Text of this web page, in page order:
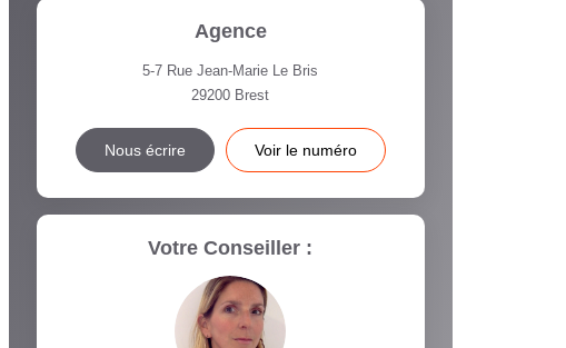
Agence
5-7 Rue Jean-Marie Le Bris
29200 Brest
Nous écrire Voir le numéro
Votre Conseiller :